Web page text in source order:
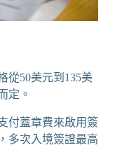
從50美元到135美
定。
付蓋章費來啟用簽
多次入境簽證最高